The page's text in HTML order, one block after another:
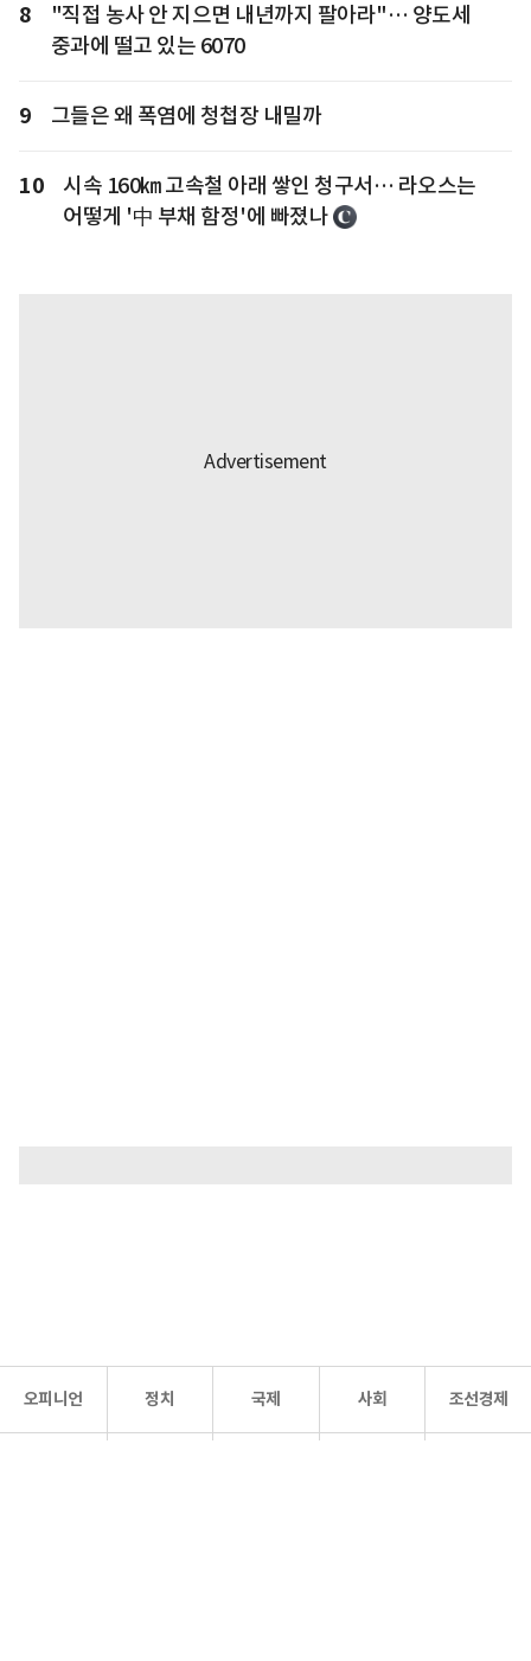
8
"직접 농사 안 지으면 내년까지 팔아라"… 양도세
중과에 떨고 있는 6070
9 그들은 왜 폭염에 청첩장 내밀까
10
시속 160㎞ 고속철 아래 쌓인 청구서… 라오스는
어떻게 '中 부채 함정'에 빠졌나
오피니언 정치 국제 사회 조선경제